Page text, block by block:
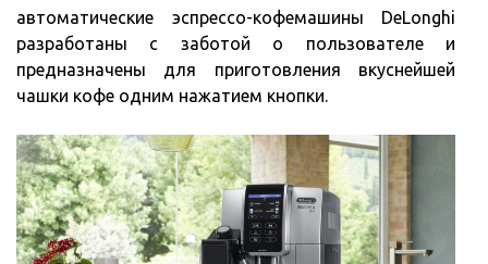
автоматические эспрессо-кофемашины DeLonghi
разработаны с заботой о пользователе и
предназначены для приготовления вкуснейшей
чашки кофе одним нажатием кнопки.